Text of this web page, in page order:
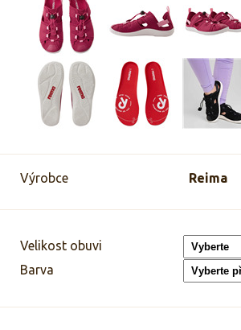
Výrobce Reima
Velikost obuvi
Barva